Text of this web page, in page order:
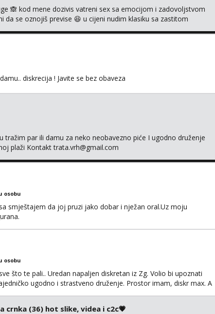
🙈 kod mene dozivis vatreni sex sa emocijom i zadovoljstvom
da se oznojiš previse 😆 u cijeni nudim klasiku sa zastitom
diskrecija ! Javite se bez obaveza
tražim par ili damu za neko neobavezno piće I ugodno druženje
plaži Kontakt trata.vrh@gmail.com
osobu
smještajem da joj pruzi jako dobar i nježan oral.Uz moju
osobu
što te pali.. Uredan napaljen diskretan iz Zg. Volio bi upoznati
ugodno i strastveno druženje. Prostor imam, diskr max. A
crnka (36) hot slike, videa i c2c💗